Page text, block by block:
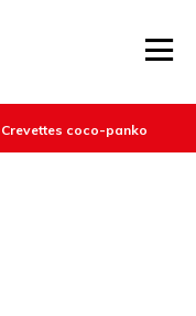
Crevettes coco-panko